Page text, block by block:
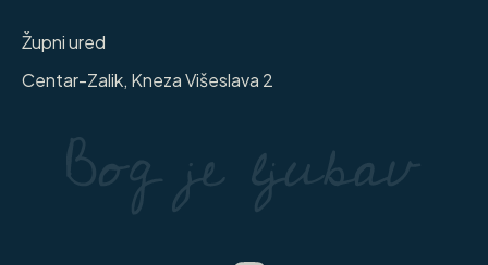
Župni ured
Centar-Zalik, Kneza Višeslava 2